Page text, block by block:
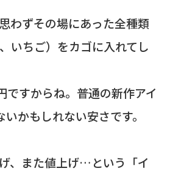
わずその場にあった全種類
いちご）をカゴに入れてし
ですからね。普通の新作アイ
かもしれない安さです。
、また値上げ…という「イ